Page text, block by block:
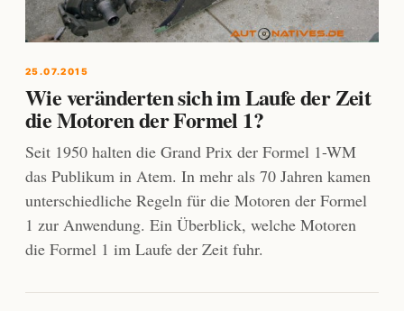
25.07.2015
Wie veränderten sich im Laufe der Zeit
die Motoren der Formel 1?
Seit 1950 halten die Grand Prix der Formel 1-WM
das Publikum in Atem. In mehr als 70 Jahren kamen
unterschiedliche Regeln für die Motoren der Formel
1 zur Anwendung. Ein Überblick, welche Motoren
die Formel 1 im Laufe der Zeit fuhr.